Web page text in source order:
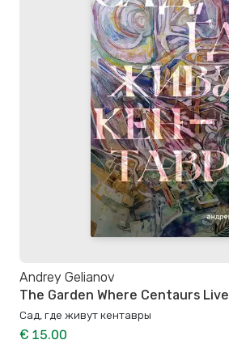
Andrey Gelianov
The Garden Where Centaurs Live
Сад, где живут кентавры
€ 15.00